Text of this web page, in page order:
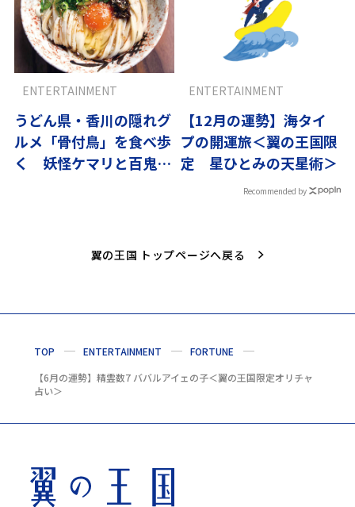
うどん県・香川の隠れグ
ルメ「骨付鳥」を食べ歩
く 妖怪ケマリと百鬼夜
ENTERTAINMENT
【12月の運勢】海タイ
プの開運旅＜翼の王国限
定 星ひとみの天星術＞
ENTERTAINMENT
Recommended by
翼の王国 トップページへ戻る
TOP ENTERTAINMENT
FORTUNE
【6月の運勢】精霊数7 ババルアイェの子＜翼の王国限定オリチャ
占い＞